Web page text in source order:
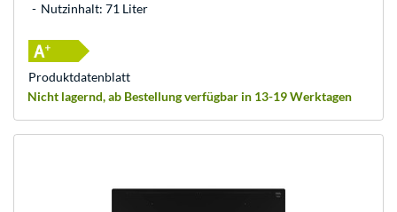
Nutzinhalt: 71 Liter
Nicht lagernd, ab Bestellung verfügbar in 13-19 Werktagen
Produkt­datenblatt